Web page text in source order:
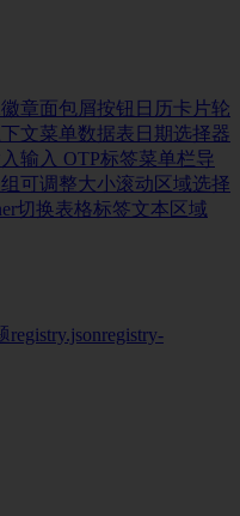
徽章面包屑按钮 日历卡片轮
下文菜单数据表 日期选择器
输入 OTP标签菜单栏导
可调整大小滚动区域选择
切换表格标签文本区域
registry.jsonregistry-